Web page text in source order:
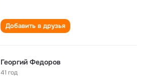
Добавить в друзья
Георгий Федоров
41 год